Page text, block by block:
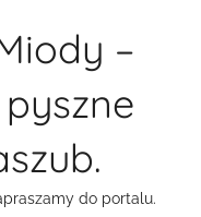
–
do portalu.